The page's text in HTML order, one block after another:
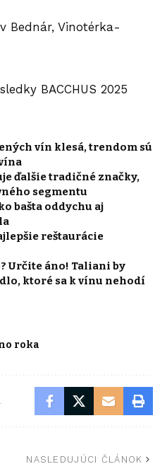
Bednár, Vinotérka-
BACCHUS 2025
vín klesá, trendom sú
ďalšie tradičné značky,
segmentu
bašta oddychu aj
reštaurácie
Určite áno! Taliani by
ktoré sa k vínu nehodí
roka
NASLEDUJÚCI ČLÁNOK